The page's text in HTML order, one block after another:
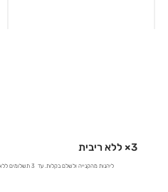
3× ללא ריבית
ליהנות מהקנייה ולשלם בקלות. עד 3 תשלומים ללא ריבית להזמנות מעל 400 ש"ח.